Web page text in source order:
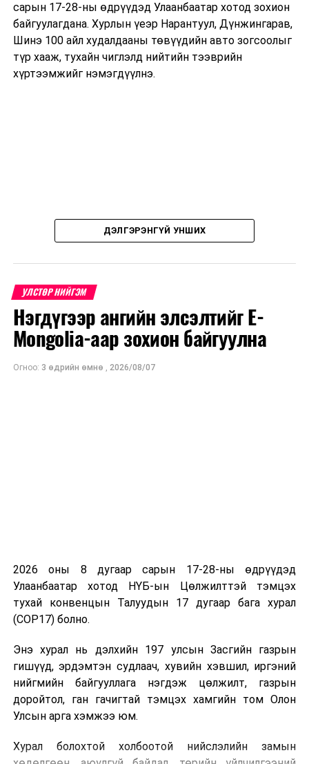
сарын 17-28-ны өдрүүдэд Улаанбаатар хотод зохион
байгуулагдана. Хурлын үеэр Нарантуул, Дүнжингарав,
Шинэ 100 айл худалдааны төвүүдийн авто зогсоолыг
түр хааж, тухайн чиглэлд нийтийн тээврийн
хүртээмжийг нэмэгдүүлнэ.
ДЭЛГЭРЭНГҮЙ УНШИХ
УЛСТӨР НИЙГЭМ
Нэгдүгээр ангийн элсэлтийг E-
Mongolia-аар зохион байгуулна
Огноо: 3 өдрийн өмнө , 2026/08/07
2026 оны 8 дугаар сарын 17-28-ны өдрүүдэд
Улаанбаатар хотод НҮБ-ын Цөлжилттэй тэмцэх
тухай конвенцын Талуудын 17 дугаар бага хурал
(COP17) болно.
Энэ хурал нь дэлхийн 197 улсын Засгийн газрын
гишүүд, эрдэмтэн судлаач, хувийн хэвшил, иргэний
нийгмийн байгууллага нэгдэж цөлжилт, газрын
доройтол, ган гачигтай тэмцэх хамгийн том Олон
Улсын арга хэмжээ юм.
Хурал болохтой холбоотой нийслэлийн замын